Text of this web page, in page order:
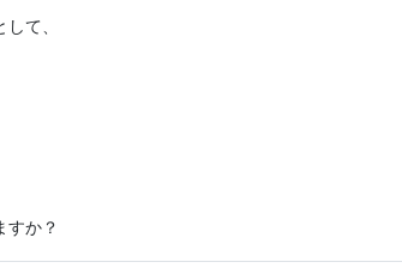
て、
すか？